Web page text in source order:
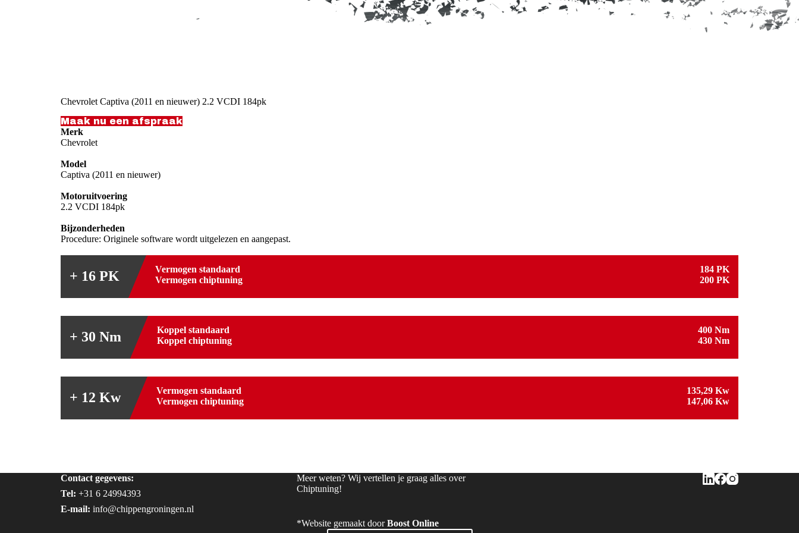
Chevrolet Captiva (2011 en nieuwer) 2.2 VCDI 184pk
Maak nu een afspraak
Merk
Chevrolet
Model
Captiva (2011 en nieuwer)
Motoruitvoering
2.2 VCDI 184pk
Bijzonderheden
Procedure: Originele software wordt uitgelezen en aangepast.
+ 16 PK Vermogen standaard
184 PK
Vermogen chiptuning
200 PK
+ 30 Nm Koppel standaard
400 Nm
Koppel chiptuning
430 Nm
+ 12 Kw Vermogen standaard
135,29 Kw
Vermogen chiptuning
147,06 Kw
Contact gegevens:
Tel: +31 6 24994393
E-mail: info@chippengroningen.nl
Meer weten? Wij vertellen je graag alles over
Chiptuning!
*Website gemaakt doorBoost Online